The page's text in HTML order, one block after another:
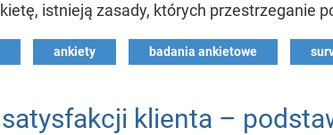
istnieją zasady, których przestrzeganie
ankiety badania ankietowe
klienta –